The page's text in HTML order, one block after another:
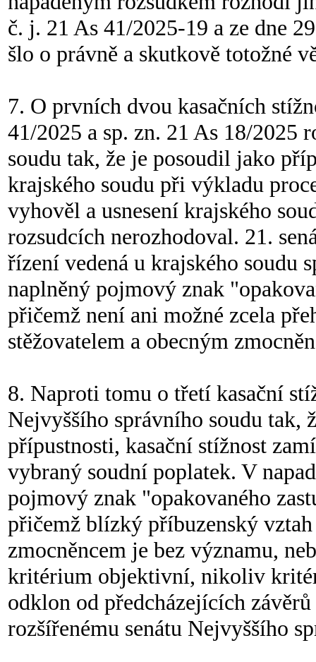
č. j. 21 As 41/2025-19 a ze dne
šlo o právně a skutkově totožné
7. O prvních dvou kasačních
41/2025 a sp. zn. 21 As 18/2025
soudu tak, že je posoudil jako
krajského soudu při výkladu
vyhověl a usnesení krajského
rozsudcích nerozhodoval. 21.
řízení vedená u krajského soudu
naplněný pojmový znak
přičemž není ani možné zcela
stěžovatelem a obecným
8. Naproti tomu o třetí kasační
Nejvyššího správního soudu tak,
přípustnosti, kasační stížnost
vybraný soudní poplatek. V
pojmový znak "opakovaného
přičemž blízký příbuzenský
zmocněncem je bez významu,
kritérium objektivní, nikoliv
odklon od předcházejících
rozšířenému senátu Nejvyššího